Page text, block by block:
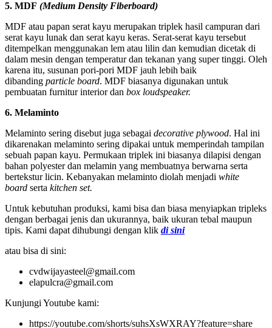
5. MDF (Medium Density Fiberboard)
MDF atau papan serat kayu merupakan triplek hasil campuran dari
serat kayu lunak dan serat kayu keras. Serat-serat kayu tersebut
ditempelkan menggunakan lem atau lilin dan kemudian dicetak di
dalam mesin dengan temperatur dan tekanan yang super tinggi. Oleh
karena itu, susunan pori-pori MDF jauh lebih baik
dibanding particle board. MDF biasanya digunakan untuk
pembuatan furnitur interior dan box loudspeaker.
6. Melaminto
Melaminto sering disebut juga sebagai decorative plywood. Hal ini
dikarenakan melaminto sering dipakai untuk memperindah tampilan
sebuah papan kayu. Permukaan triplek ini biasanya dilapisi dengan
bahan polyester dan melamin yang membuatnya berwarna serta
bertekstur licin. Kebanyakan melaminto diolah menjadi white
board serta kitchen set.
Untuk kebutuhan produksi, kami bisa dan biasa menyiapkan tripleks
dengan berbagai jenis dan ukurannya, baik ukuran tebal maupun
tipis. Kami dapat dihubungi dengan klik di sini
atau bisa di sini:
cvdwijayasteel@gmail.com
elapulcra@gmail.com
Kunjungi Youtube kami:
https://youtube.com/shorts/suhsXsWXRAY?feature=share